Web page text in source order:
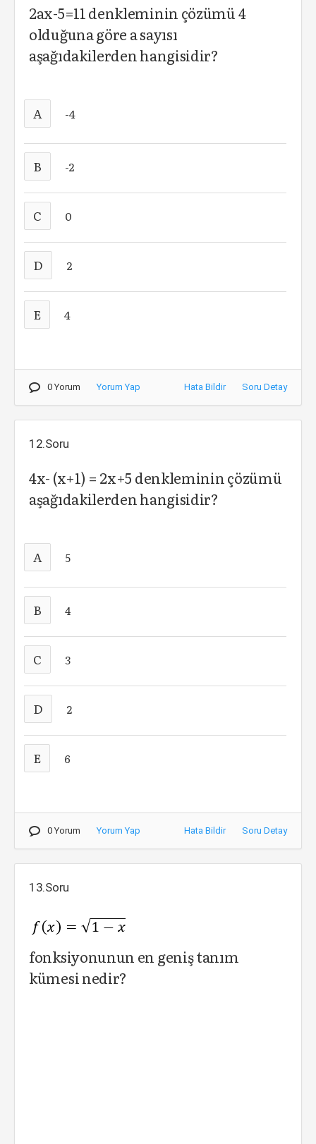
2ax-5=11 denkleminin çözümü 4
olduğuna göre a sayısı
aşağıdakilerden hangisidir?
A -4
B -2
C 0
D 2
E 4
0 Yorum Yorum Yap Hata Bildir Soru Detay
12.Soru
4x- (x+1) = 2x+5 denkleminin çözümü
aşağıdakilerden hangisidir?
A 5
B 4
C 3
D 2
E 6
0 Yorum Yorum Yap Hata Bildir Soru Detay
13.Soru
fonksiyonunun en geniş tanım
kümesi nedir?